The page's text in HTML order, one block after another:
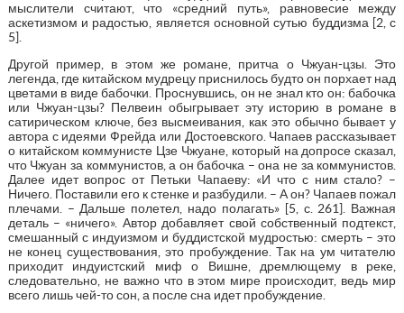
мыслители считают, что «средний путь», равновесие между
аскетизмом и радостью, является основной сутью буддизма [2, с
5].
Другой пример, в этом же романе, притча о Чжуан-цзы. Это
легенда, где китайском мудрецу приснилось будто он порхает над
цветами в виде бабочки. Проснувшись, он не знал кто он: бабочка
или Чжуан-цзы? Пелвеин обыгрывает эту историю в романе в
сатирическом ключе, без высмеивания, как это обычно бывает у
автора с идеями Фрейда или Достоевского. Чапаев рассказывает
о китайском коммунисте Цзе Чжуане, который на допросе сказал,
что Чжуан за коммунистов, а он бабочка – она не за коммунистов.
Далее идет вопрос от Петьки Чапаеву: «И что с ним стало? –
Ничего. Поставили его к стенке и разбудили. – А он? Чапаев пожал
плечами. – Дальше полетел, надо полагать» [5, с. 261]. Важная
деталь – «ничего». Автор добавляет свой собственный подтекст,
смешанный с индуизмом и буддистской мудростью: смерть – это
не конец существования, это пробуждение. Так на ум читателю
приходит индуистский миф о Вишне, дремлющему в реке,
следовательно, не важно что в этом мире происходит, ведь мир
всего лишь чей-то сон, а после сна идет пробуждение.